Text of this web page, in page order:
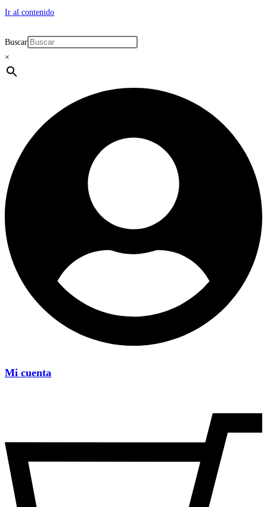
Ir al contenido
Buscar
×
Mi cuenta